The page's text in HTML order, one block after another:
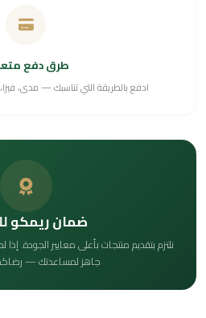
طرق دفع
ادفع بالطريقة التي تناسبك — مدى،
ضمان ريمكو
نلتزم بتقديم منتجات بأعلى معايير الجودة.
جاهز لمساعدتك — رضاكم